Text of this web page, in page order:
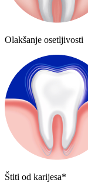
Olakšanje osetljivosti
Štiti od karijesa*